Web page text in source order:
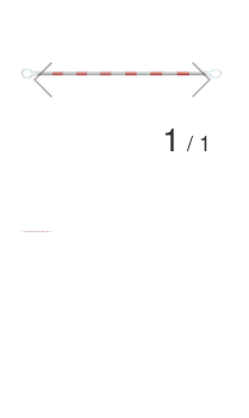
1 / 1